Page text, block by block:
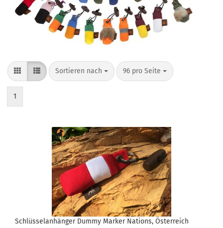
Sortieren nach
Sortieren nach 96 pro Seite
pro Seite
1
Schlüsselanhänger Dummy Marker Nations, Österreich